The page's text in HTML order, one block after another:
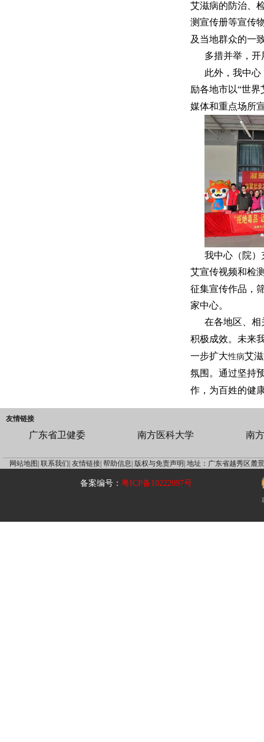
艾滋病的防治、
测宣传册等宣传
及当地群众的一
多措并举，
此外，我中心
励各地市以“世
媒体和重点场所
我中心（院
艾宣传视频和检
征集宣传作品，
家中心。
在各地区、
积极成效。未来
一步扩大性病艾
氛围。通过坚持
作，为百姓的健
友情链接
广东省卫健委 南方医科大学 南
网站地图| 联系我们| 友情链接| 帮助信息| 版权与免责声明| 地址：广东省越秀区麓
备案编号：粤ICP备10222097号